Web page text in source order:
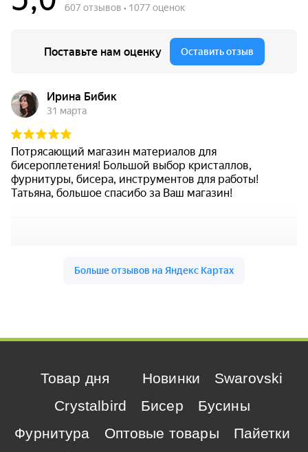
Товар дня Новинки
Swarovski
Crystalbird
Бисер
Бусины
Фурнитура
Оптовые товары
Пайетки